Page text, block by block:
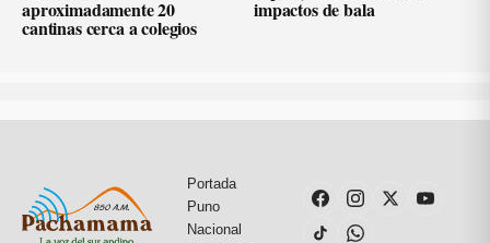
aproximadamente 20
cantinas cerca a colegios
impactos de bala
Portada
Puno
Nacional